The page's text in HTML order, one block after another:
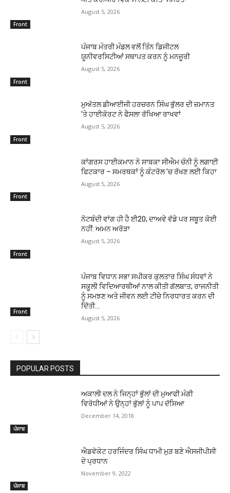
Front
August 5, 2026
Front
ਪੰਜਾਬ ਮੰਤਰੀ ਮੰਡਲ ਵਲੋਂ ਤਿੰਨ ਡਿਜੀਟਲ
ਯੂਨੀਵਰਸਿਟੀਆਂ ਸਥਾਪਤ ਕਰਨ ਨੂੰ ਮਨਜੂਰੀ
August 5, 2026
Front
ਮੁਅੱਤਲ ਡੀਆਈਜੀ ਹਰਚਰਨ ਸਿੰਘ ਭੁੱਲਰ ਦੀ ਜ਼ਮਾਨਤ
’ਤੇ ਹਾਈਕੋਰਟ ਨੇ ਫੈਸਲਾ ਰੱਖਿਆ ਰਾਖਵਾਂ
August 5, 2026
Front
ਕਾਂਗਰਸ ਹਾਈਕਮਾਨ ਨੇ ਸਾਬਕਾ ਸੀਐਮ ਚੰਨੀ ਨੂੰ ਲਗਾਈ
ਫਿਟਕਾਰ – ਸਮਰਥਕਾਂ ਨੂੰ ਕੰਟਰੋਲ ’ਚ ਰੱਖਣ ਲਈ ਕਿਹਾ
August 5, 2026
Front
ਨੋਟਬੰਦੀ ਵਾਂਗ ਹੀ ਹੈ ਈ20; ਦਾਅਵੇ ਵੱਡੇ ਪਰ ਸਬੂਤ ਕੋਈ
ਨਹੀਂ: ਅਮਨ ਅਰੋੜਾ
August 5, 2026
Front
ਪੰਜਾਬ ਵਿਧਾਨ ਸਭਾ ਸਪੀਕਰ ਕੁਲਤਾਰ ਸਿੰਘ ਸੰਧਵਾਂ ਨੇ
ਸਕੂਲੀ ਵਿਦਿਆਰਥੀਆਂ ਨਾਲ ਕੀਤੀ ਗੱਲਬਾਤ; ਰਾਜਨੀਤੀ
ਨੂੰ ਸਮਝਣ ਅਤੇ ਜੀਵਨ ਲਈ ਟੀਚੇ ਨਿਰਧਾਰਤ ਕਰਨ ਦੀ
ਦਿੱਤੀ...
August 5, 2026
POPULAR POSTS
ਪੰਜਾਬ
ਅਕਾਲੀ ਦਲ ਨੇ ਜਿਨ੍ਹਾਂ ਭੁੱਲਾਂ ਦੀ ਮੁਆਫੀ ਮੰਗੀ
ਵਿਰੋਧੀਆਂ ਨੇ ਉਨ੍ਹਾਂ ਭੁੱਲਾਂ ਨੂੰ ਪਾਪ ਦੱਸਿਆ
December 14, 2018
ਪੰਜਾਬ
ਐਡਵੋਕੇਟ ਹਰਜਿੰਦਰ ਸਿੰਘ ਧਾਮੀ ਮੁੜ ਬਣੇ ਐਸਜੀਪੀਸੀ
ਦੇ ਪ੍ਰਧਾਨ
November 9, 2022